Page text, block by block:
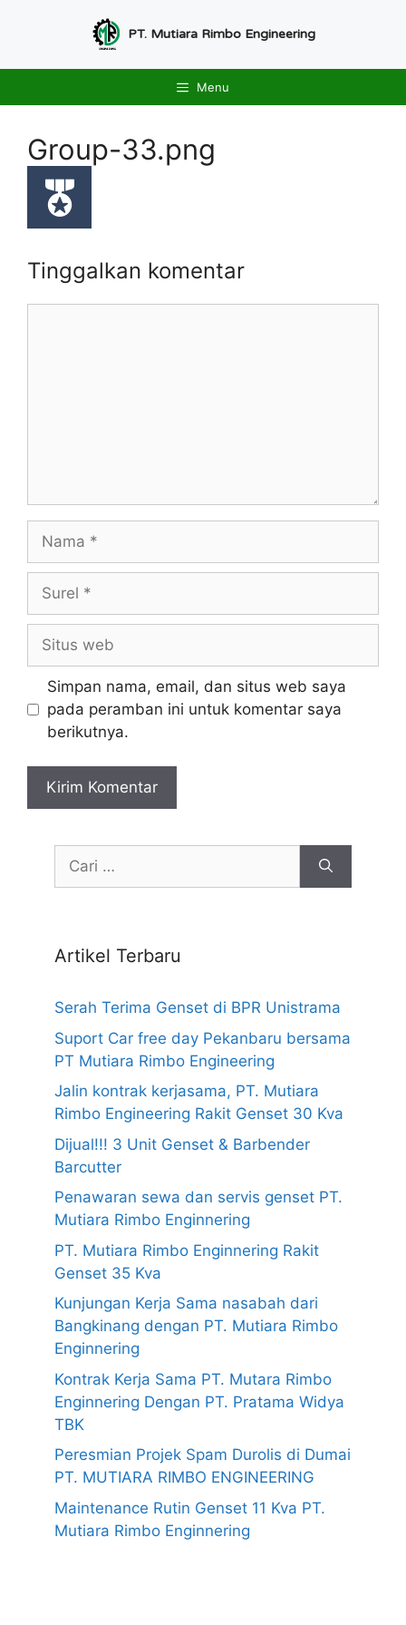
PT. Mutiara Rimbo Engineering
Menu
Group-33.png
Tinggalkan komentar
web
Simpan nama, email, dan situs web saya
pada peramban ini untuk komentar saya
berikutnya.
Cari
Artikel Terbaru
Serah Terima Genset di BPR Unistrama
Suport Car free day Pekanbaru bersama
PT Mutiara Rimbo Engineering
Jalin kontrak kerjasama, PT. Mutiara
Rimbo Engineering Rakit Genset 30 Kva
Dijual!!! 3 Unit Genset & Barbender
Barcutter
Penawaran sewa dan servis genset PT.
Mutiara Rimbo Enginnering
PT. Mutiara Rimbo Enginnering Rakit
Genset 35 Kva
Kunjungan Kerja Sama nasabah dari
Bangkinang dengan PT. Mutiara Rimbo
Enginnering
Kontrak Kerja Sama PT. Mutara Rimbo
Enginnering Dengan PT. Pratama Widya
TBK
Peresmian Projek Spam Durolis di Dumai
PT. MUTIARA RIMBO ENGINEERING
Maintenance Rutin Genset 11 Kva PT.
Mutiara Rimbo Enginnering